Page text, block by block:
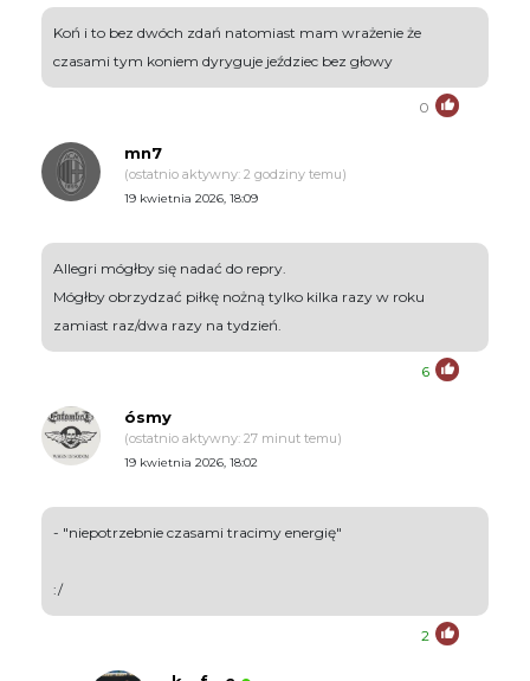
Koń i to bez dwóch zdań natomiast mam wrażenie że
czasami tym koniem dyryguje jeździec bez głowy
0
mn7
(ostatnio aktywny: 2 godziny temu)
19 kwietnia 2026, 18:09
Allegri mógłby się nadać do repry.
Mógłby obrzydzać piłkę nożną tylko kilka razy w roku
zamiast raz/dwa razy na tydzień.
6
ósmy
(ostatnio aktywny: 27 minut temu)
19 kwietnia 2026, 18:02
- "niepotrzebnie czasami tracimy energię"
:/
2